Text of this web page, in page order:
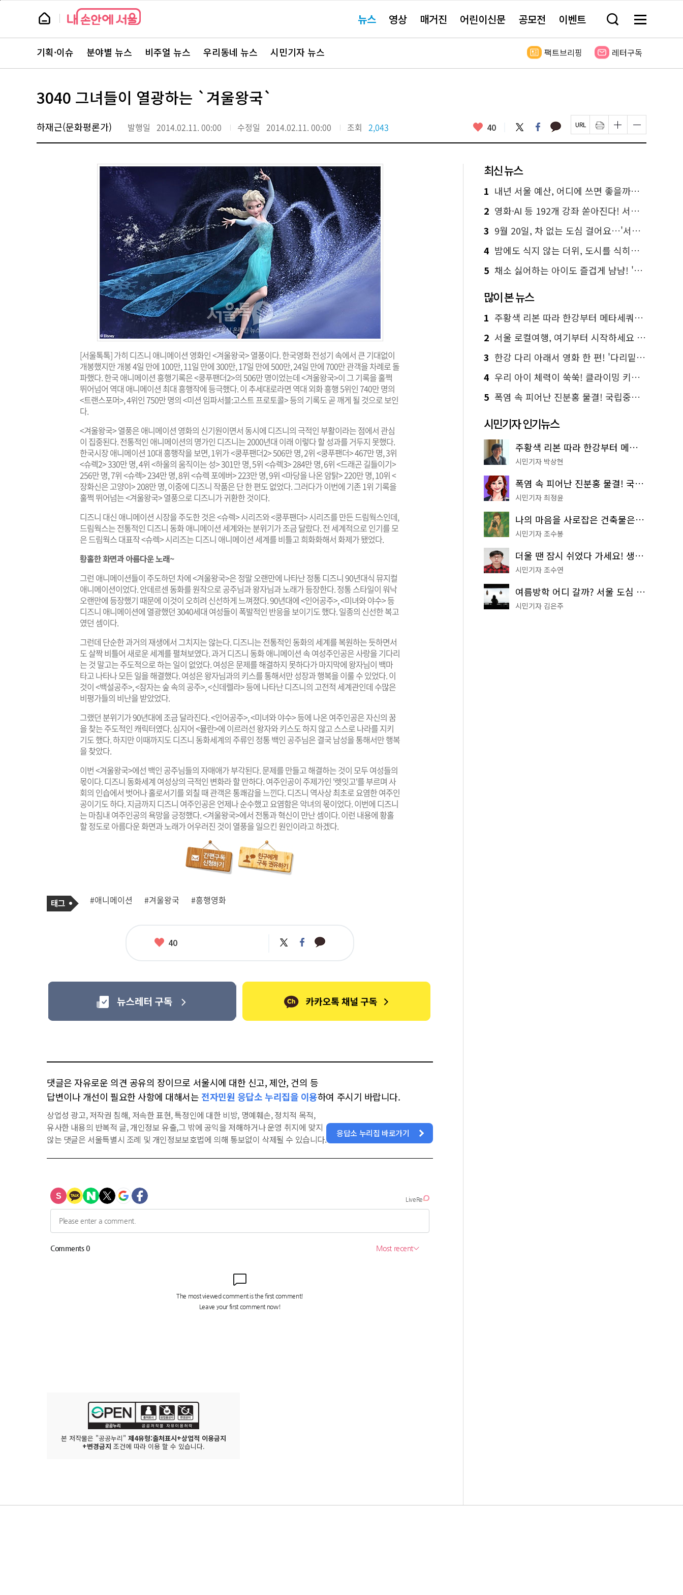
본
뉴
스 요뉴스 영상 매거진 어린이신문 공모전 이벤트 검
창
기
메
전
보
뉴
스
주
서
바
로
기획·이슈 분야별 뉴스 비주얼 뉴스 우리동네 뉴스 시민기자 뉴스 팩트브리핑 레터구독
3040 그녀들이 열광하는 `겨울왕국`
하재근(문화평론가) 발행일 2014.02.11. 00:00 수정일 2014.02.11. 00:00 조회 2,043 좋
요
40 트
위
터
페
이
스
카
카 페
이
지
인
쇄
하
글
자
크
하
기
글
자
크
하
[서울톡톡] 가히 디즈니 애니메이션 영화인 <겨울왕국> 열풍이다. 한국영화 전성기 속에서 큰 기대없이
개봉했지만 개봉 4일 만에 100만, 11일 만에 300만, 17일 만에 500만, 24일 만에 700만 관객을 차례로 돌
파했다. 한국 애니메이션 흥행기록은 <쿵푸팬더2>의 506만 명이었는데 <겨울왕국>이 그 기록을 훌쩍
뛰어넘어 역대 애니메이션 최대 흥행작에 등극했다. 이 추세대로라면 역대 외화 흥행 5위인 740만 명의
<트랜스포머>, 4위인 750만 명의 <미션 임파서블:고스트 프로토콜> 등의 기록도 곧 깨게 될 것으로 보인
다.
<겨울왕국> 열풍은 애니메이션 영화의 신기원이면서 동시에 디즈니의 극적인 부활이라는 점에서 관심
이 집중된다. 전통적인 애니메이션의 명가인 디즈니는 2000년대 이래 이렇다 할 성과를 거두지 못했다.
한국시장 애니메이션 10대 흥행작을 보면, 1위가 <쿵푸팬더2> 506만 명, 2위 <쿵푸팬더> 467만 명, 3위
<슈렉2> 330만 명, 4위 <하울의 움직이는 성> 301만 명, 5위 <슈렉3> 284만 명, 6위 <드래곤 길들이기>
256만 명, 7위 <슈렉> 234만 명, 8위 <슈렉 포에버> 223만 명, 9위 <마당을 나온 암탉> 220만 명, 10위 <
장화신은 고양이> 208만 명, 이중에 디즈니 작품은 단 한 편도 없었다. 그러다가 이번에 기존 1위 기록을
훌쩍 뛰어넘는 <겨울왕국> 열풍으로 디즈니가 귀환한 것이다.
디즈니 대신 애니메이션 시장을 주도한 것은 <슈렉> 시리즈와 <쿵푸팬더> 시리즈를 만든 드림웍스인데,
드림웍스는 전통적인 디즈니 동화 애니메이션 세계와는 분위기가 조금 달랐다. 전 세계적으로 인기를 모
은 드림웍스 대표작 <슈렉> 시리즈는 디즈니 애니메이션 세계를 비틀고 희화화해서 화제가 됐었다.
황홀한 화면과 아름다운 노래~
그런 애니메이션들이 주도하던 차에 <겨울왕국>은 정말 오랜만에 나타난 정통 디즈니 90년대식 뮤지컬
애니메이션이었다. 안데르센 동화를 원작으로 공주님과 왕자님과 노래가 등장한다. 정통 스타일이 워낙
오랜만에 등장했기 때문에 이것이 오히려 신선하게 느껴졌다. 90년대에 <인어공주>, <미녀와 야수> 등
디즈니 애니메이션에 열광했던 3040세대 여성들이 폭발적인 반응을 보이기도 했다. 일종의 신선한 복고
였던 셈이다.
그런데 단순한 과거의 재생에서 그치지는 않는다. 디즈니는 전통적인 동화의 세계를 복원하는 듯하면서
도 살짝 비틀어 새로운 세계를 펼쳐보였다. 과거 디즈니 동화 애니메이션 속 여성주인공은 사랑을 기다리
는 것 말고는 주도적으로 하는 일이 없었다. 여성은 문제를 해결하지 못하다가 마지막에 왕자님이 백마
타고 나타나 모든 일을 해결했다. 여성은 왕자님과의 키스를 통해서만 성장과 행복을 이룰 수 있었다. 이
것이 <백설공주>, <잠자는 숲 속의 공주>, <신데렐라> 등에 나타난 디즈니의 고전적 세계관인데 수많은
비평가들의 비난을 받았었다.
그랬던 분위기가 90년대에 조금 달라진다. <인어공주>, <미녀와 야수> 등에 나온 여주인공은 자신의 꿈
을 찾는 주도적인 캐릭터였다. 심지어 <뮬란>에 이르러선 왕자와 키스도 하지 않고 스스로 나라를 지키
기도 했다. 하지만 이때까지도 디즈니 동화세계의 주류인 정통 백인 공주님은 결국 남성을 통해서만 행복
을 찾았다.
이번 <겨울왕국>에선 백인 공주님들의 자매애가 부각된다. 문제를 만들고 해결하는 것이 모두 여성들의
몫이다. 디즈니 동화세계 여성상의 극적인 변화라 할 만하다. 여주인공이 주제가인 '렛잇고'를 부르며 사
회의 인습에서 벗어나 홀로서기를 외칠 때 관객은 통쾌감을 느낀다. 디즈니 역사상 최초로 요염한 여주인
공이기도 하다. 지금까지 디즈니 여주인공은 언제나 순수했고 요염함은 악녀의 몫이었다. 이번에 디즈니
는 마침내 여주인공의 욕망을 긍정했다. <겨울왕국>에서 전통과 혁신이 만난 셈이다. 이런 내용에 황홀
할 정도로 아름다운 화면과 노래가 어우러진 것이 열풍을 일으킨 원인이라고 하겠다.
사
태
그
#애니메이션 #겨울왕국 #흥행영화
좋
40 트
위
페
이
카
카
댓글은 자유로운 의견 공유의 장이므로 서울시에 대한 신고, 제안, 건의 등
답변이나 개선이 필요한 사항에 대해서는 전자민원 응답소 누리집을 이용하여 주시기 바랍니다.
상업성 광고, 저작권 침해, 저속한 표현, 특정인에 대한 비방, 명예훼손, 정치적 목적,
유사한 내용의 반복적 글, 개인정보 유출,그 밖에 공익을 저해하거나 운영 취지에 맞지
않는 댓글은 서울특별시 조례 및 개인정보보호법에 의해 통보없이 삭제될 수 있습니다.
응답소 누리집 바로가기
본 저작물은 "공공누리" 제4유형:출처표시+상업적 이용금지
+변경금지 조건에 따라 이용 할 수 있습니다.
최신 뉴스
1 내년 서울 예산, 어디에 쓰면 좋을까요? 온라인 투표
2 영화·AI 등 192개 강좌 쏟아진다! 서울시민대학 선착순 신청
3 9월 20일, 차 없는 도심 걸어요…'서울 걷자 페스티벌' 선착순 5천명
4 밤에도 식지 않는 더위, 도시를 식히는 시원한 해법은?
5 채소 싫어하는 아이도 즐겁게 냠냠! '찾아가는 서울시 식생활 교육' 현장
많이 본 뉴스
1 주황색 리본 따라 한강부터 메타세쿼이아 숲길까지…서울둘레길 15코스
2 서울 로컬여행, 여기부터 시작하세요 '서울에디션25'
3 한강 다리 아래서 영화 한 편! '다리밑 영화관' 무료 상영
4 우리 아이 체력이 쑥쑥! 클라이밍 키즈카페·어린이 체력장
5 폭염 속 피어난 진분홍 물결! 국립중앙박물관 배롱나무 명소
시민기자 인기뉴스
주황색 리본 따라 한강부터 메타세쿼이아 숲길까지…서울둘레길 15코스
시민기자 박상현
폭염 속 피어난 진분홍 물결! 국립중앙박물관 배롱나무 명소
시민기자 최정윤
나의 마음을 사로잡은 건축물은? '서울시 건축상' 수상작 공개!
시민기자 조수봉
더울 땐 잠시 쉬었다 가세요! 생수 냉장고부터 해피소·무더위쉼터까지
시민기자 조수연
여름방학 어디 갈까? 서울 도심 무료 실내 여행 코스 추천
시민기자 김은주
페